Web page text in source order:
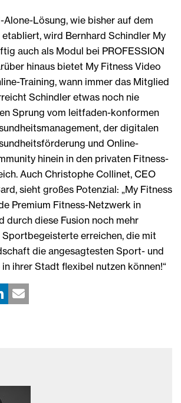
Alone-Lösung, wie bisher auf dem
wird Bernhard Schindler My
auch als Modul bei PROFESSION
hinaus bietet My Fitness Video
Training, wann immer das Mitglied
Schindler etwas noch nie
Sprung vom leitfaden-konformen
der digitalen
und Online-
hinein in den privaten Fitness-
Auch Christophe Collinet, CEO
sieht großes Potenzial: „My Fitness
Premium Fitness-Netzwerk in
durch diese Fusion noch mehr
erreichen, die mit
die angesagtesten Sport- und
ihrer Stadt flexibel nutzen können!“